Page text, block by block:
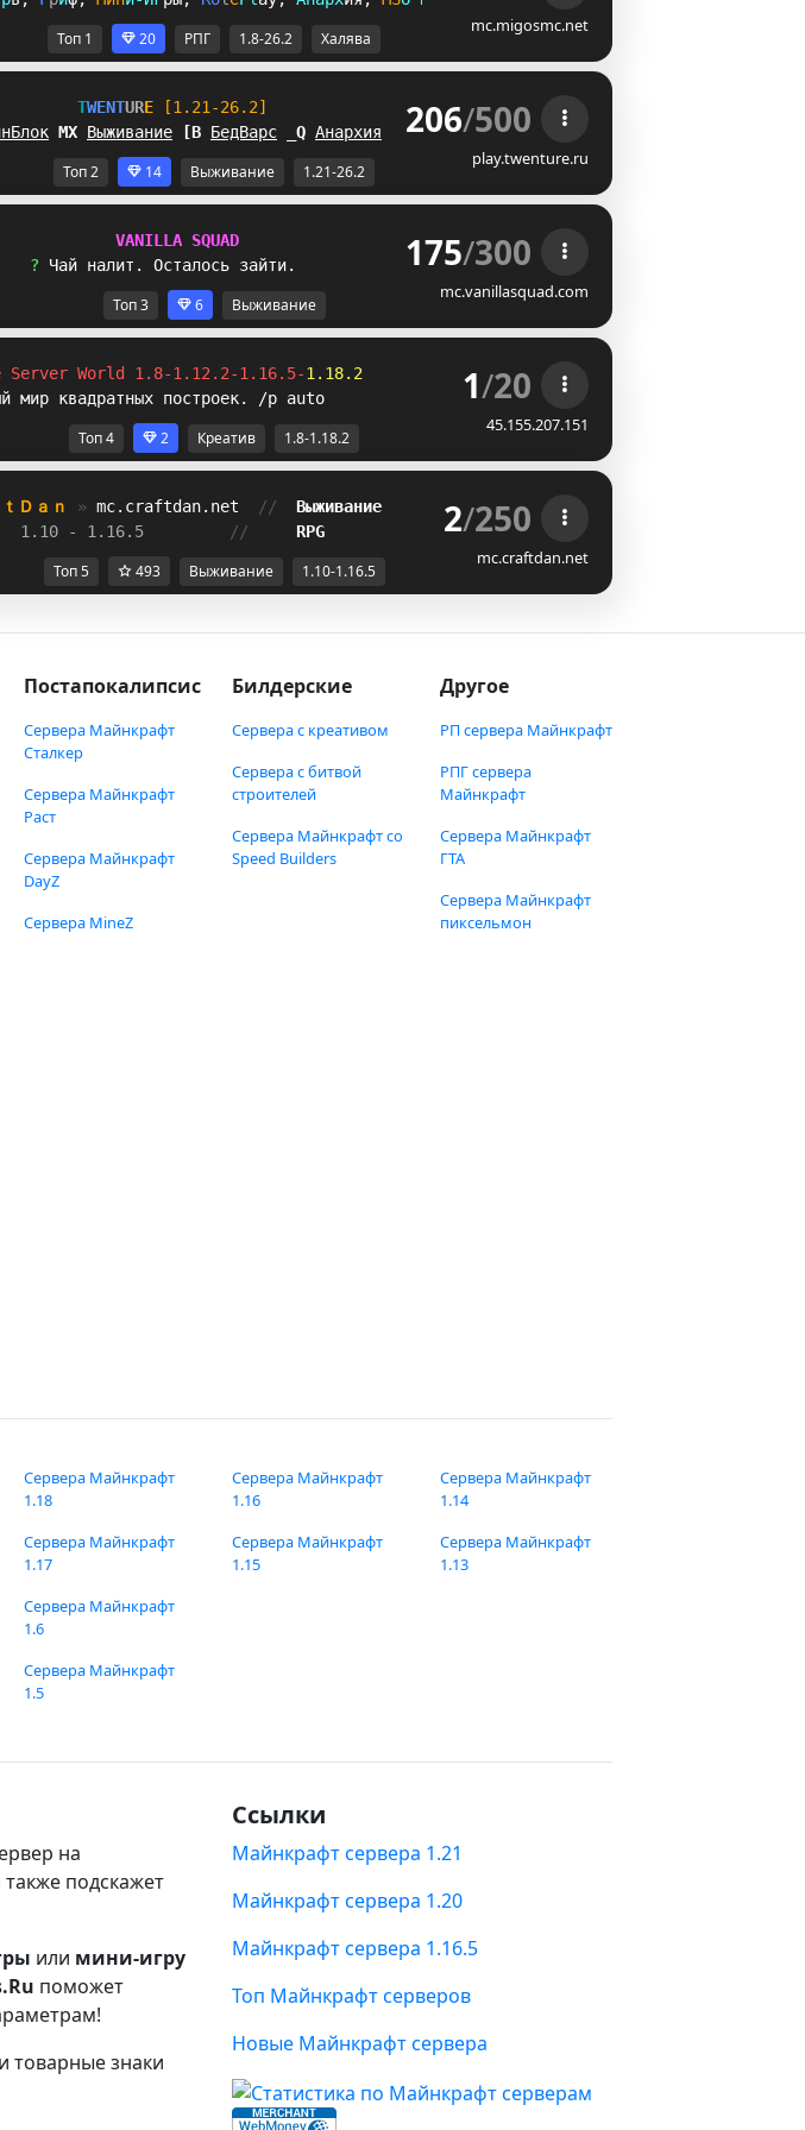
mc.migosmc.net
Топ 1 20 РПГ 1.8-26.2 Халява
TWENTURE
[1.21-26.2]
LR Выживание NV БедВарс I Анархия WN206/500
play.twenture.ru
Топ 2 14 Выживание 1.21-26.2
VANIL L A SQUAD
? Чай налит . Осталось зайти. 175/300
mc.vanillasquad.com
Топ 3 6 Выживание
Server World 1.8-1.12.2-1.16.5-1.18.2
мир квадратных построек. /p auto
1/20
45.155.207.151
Топ 4 2 Креатив 1.8-1.18.2
Ｄａｎ » mc.craftdan.net // Выживание
1.10 - 1.16.5
// RPG 2/250
mc.craftdan.net
Топ 5 493 Выживание 1.10-1.16.5
Постапокалипсис
Сервера Майнкрафт
Сталкер
Сервера Майнкрафт
Раст
Сервера Майнкрафт
DayZ
Сервера MineZ
Билдерские
Сервера с креативом
Сервера с битвой
строителей
Сервера Майнкрафт со
Speed Builders
Другое
РП сервера Майнкрафт
РПГ сервера
Майнкрафт
Сервера Майнкрафт
ГТА
Сервера Майнкрафт
пиксельмон
Сервера Майнкрафт
1.18
Сервера Майнкрафт
1.17
Сервера Майнкрафт
1.16
Сервера Майнкрафт
1.15
Сервера Майнкрафт
1.14
Сервера Майнкрафт
1.13
Сервера Майнкрафт
1.6
Сервера Майнкрафт
1.5
на
также подскажет
или мини-игру
поможет
товарные знаки
Ссылки
Майнкрафт сервера 1.21
Майнкрафт сервера 1.20
Майнкрафт сервера 1.16.5
Топ Майнкрафт серверов
Новые Майнкрафт сервера